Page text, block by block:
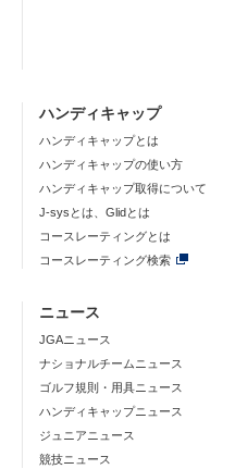
ハンディキャップ
ハンディキャップとは
ハンディキャップの使い方
ハンディキャップ取得について
J-sysとは、Glidとは
コースレーティングとは
コースレーティング検索
ニュース
JGAニュース
ナショナルチームニュース
ゴルフ規則・用具ニュース
ハンディキャップニュース
ジュニアニュース
競技ニュース